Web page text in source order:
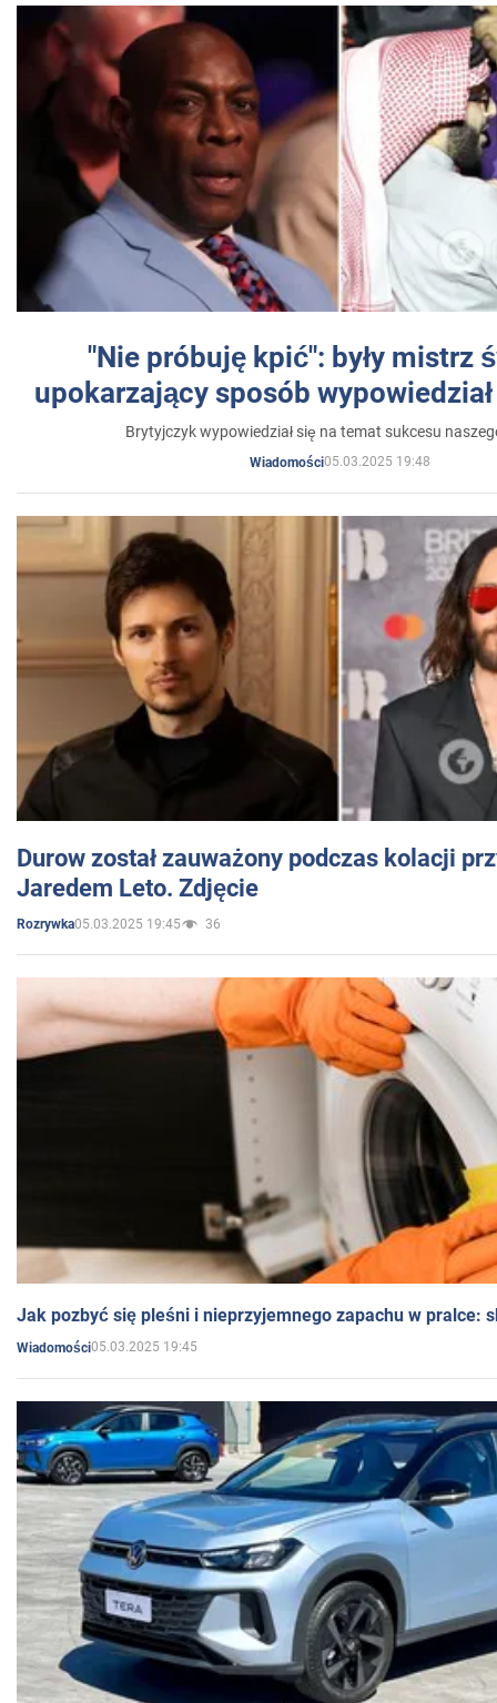
"Nie próbuję kpić": były mistrz
upokarzający sposób
Brytyjczyk wypowiedział się na temat sukcesu
Wiadomości05.03.2025 19:48
Durow został zauważony podczas kolacji
Jaredem Leto. Zdjęcie
Rozrywka05.03.2025 19:45 36
Jak pozbyć się pleśni i nieprzyjemnego zapachu w pralce:
Wiadomości05.03.2025 19:45